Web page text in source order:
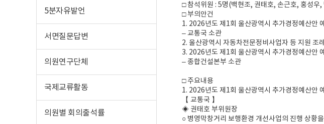
5분자유발언
서면질문답변
의원연구단체
국제교류활동
의원별 회의출석률
□ 참석위원 : 5명(백현조, 권태호, 손근호, 홍성우,
□ 부의안건
1. 2026년도 제1회 울산광역시 추가경정예산안
– 교통국 소관
2. 울산광역시 자동차전문정비사업자 등 지원
3. 2026년도 제1회 울산광역시 추가경정예산안
– 종합건설본부 소관
□ 주요내용
1. 2026년도 제1회 울산광역시 추가경정예산안
【 교통국 】
◈ 권태호 부위원장
○ 병영막창거리 보행환경 개선사업의 진행 상황